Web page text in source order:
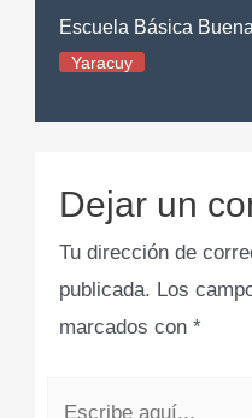
Escuela Básica
Yaracuy
Dejar un
Tu dirección de
publicada. Los
marcados con*